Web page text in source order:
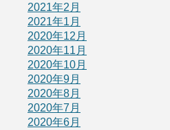
2021年2月
2021年1月
2020年12月
2020年11月
2020年10月
2020年9月
2020年8月
2020年7月
2020年6月